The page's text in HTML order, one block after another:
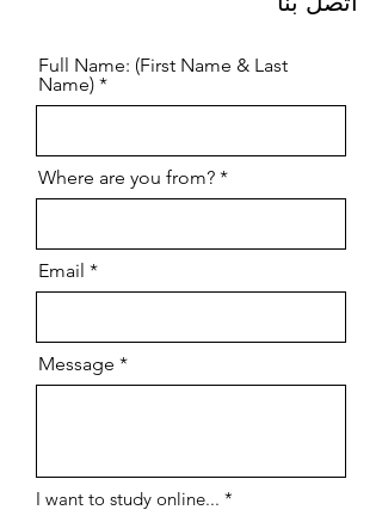
Full Name: (First Name & Last
Name)
Where are you from?
Email
Message
I want to study online... *